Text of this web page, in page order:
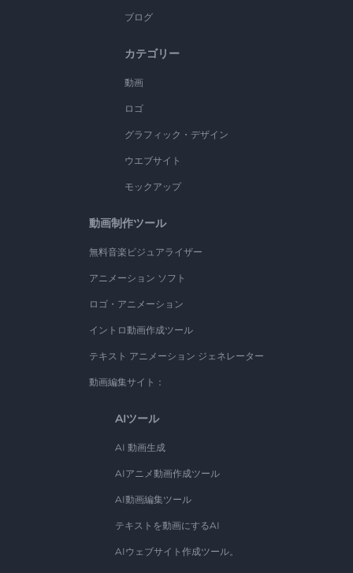
ブログ
カテゴリー
動画
ロゴ
グラフィック・デザイン
ウエブサイト
モックアップ
動画制作ツール
無料音楽ビジュアライザー
アニメーション ソフト
ロゴ・アニメーション
イントロ動画作成ツール
テキスト アニメーション ジェネレーター
動画編集サイト：
AIツール
AI 動画生成
AIアニメ動画作成ツール
AI動画編集ツール
テキストを動画にするAI
AIウェブサイト作成ツール。